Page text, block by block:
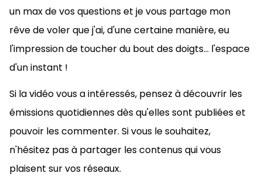
un max de vos questions et je vous partage mon
rêve de voler que j'ai, d'une certaine manière, eu
l'impression de toucher du bout des doigts... l'espace
d'un instant !
Si la vidéo vous a intéressés, pensez à découvrir les
émissions quotidiennes dès qu'elles sont publiées et
pouvoir les commenter. Si vous le souhaitez,
n'hésitez pas à partager les contenus qui vous
plaisent sur vos réseaux.